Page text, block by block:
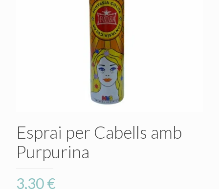
Esprai per Cabells amb
Purpurina
3,30€